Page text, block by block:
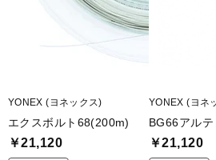
YONEX (ヨネックス)
エクスボルト68(200m)
￥21,120
YONEX (ヨネ
BG66アル
￥21,120